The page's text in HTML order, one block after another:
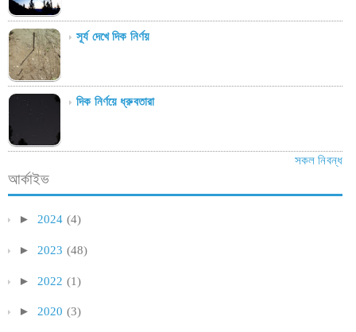
সূর্য দেখে দিক নির্ণয়
দিক নির্ণয়ে ধ্রুবতারা
সকল নিবন্ধ
আর্কাইভ
► 2024 (4)
► 2023 (48)
► 2022 (1)
► 2020 (3)